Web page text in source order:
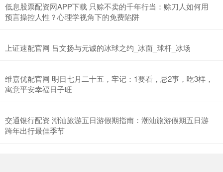
低息股票配资网APP下载 只赊不卖的千年行当：赊刀人如何用
预言操控人性？心理学视角下的免费陷阱
上证速配官网 吕文扬与元诚的冰球之约_冰面_球杆_冰场
维嘉优配官网 明日七月二十五，牢记：1要看，忌2事，吃3样，
寓意平安幸福日子旺
交通银行配资 潮汕旅游五日游假期指南：潮汕旅游假期五日游
跨年出行最佳季节